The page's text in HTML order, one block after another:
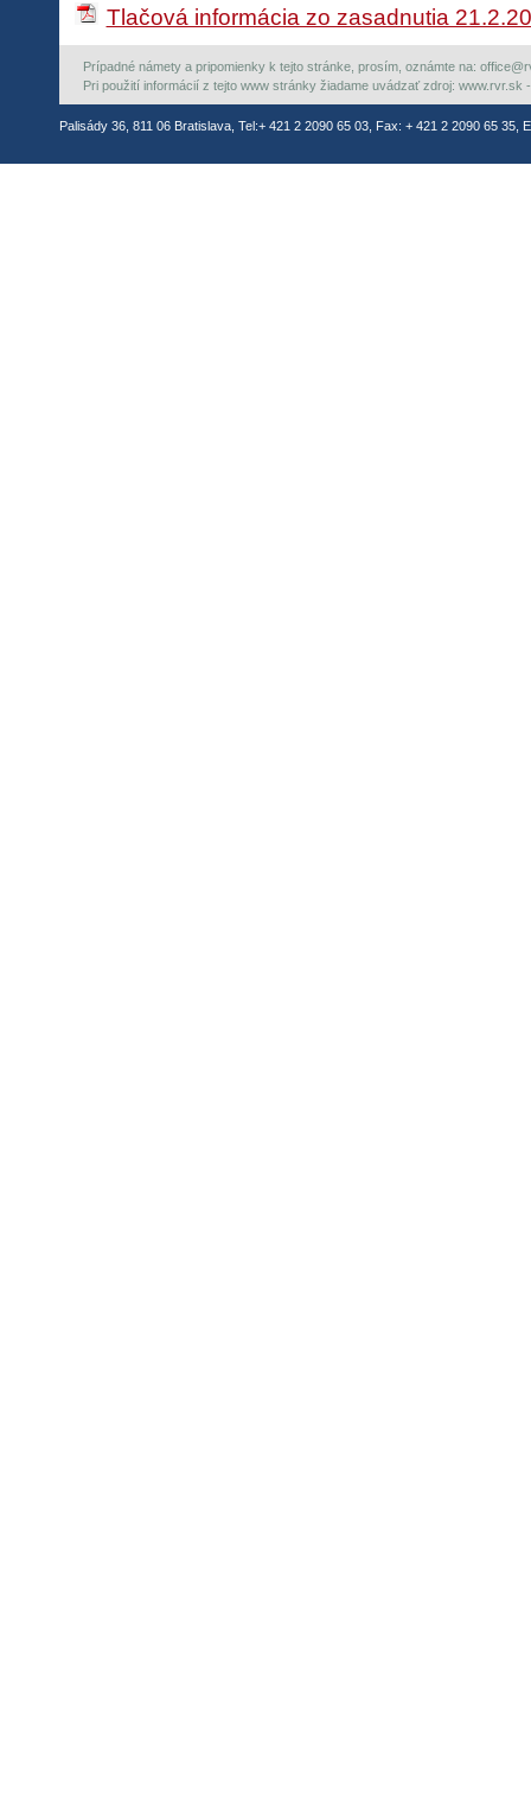
Tlačová informácia zo zasadnutia
Prípadné námety a pripomienky k tejto stránke, prosím, oznámte na:
Pri použití informácií z tejto www stránky žiadame uvádzať zdroj: www.rvr.sk
Palisády 36, 811 06 Bratislava, Tel:+ 421 2 2090 65 03, Fax: + 421 2 2090 65 35,